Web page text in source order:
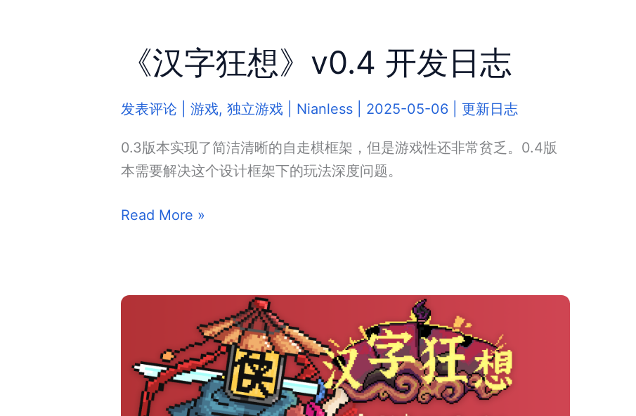
验
哪
些
品
《汉字狂想》v0.4 开发日志
发表评论 游戏, 独立游戏 Nianless 2025-05-06 更新日志
0.3版本实现了简洁清晰的自走棋框架，但是游戏性还非常贫乏。0.4版
本需要解决这个设计框架下的玩法深度问题。
《汉
v0.4
日
Read More »